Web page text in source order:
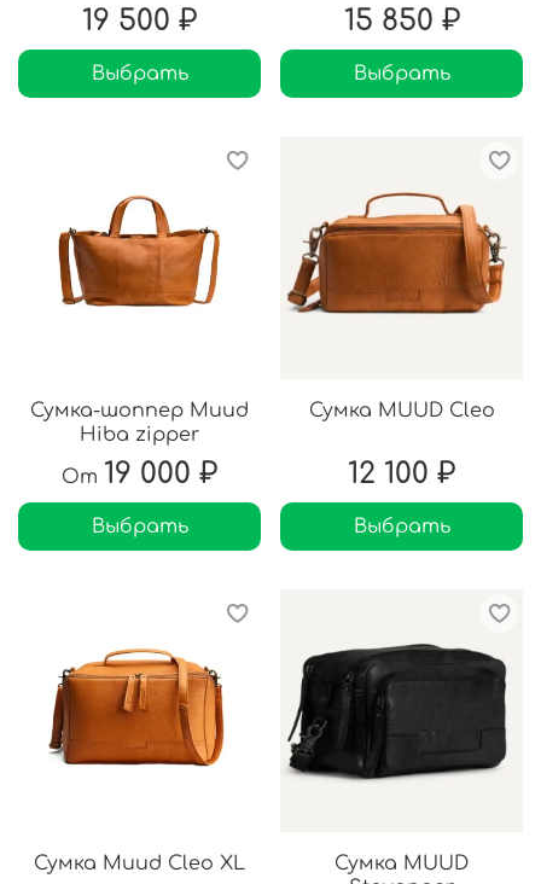
19 500 ₽
Выбрать
15 850 ₽
Выбрать
Сумка-шоппер Muud
Hiba zipper
От 19 000 ₽
Выбрать
Сумка MUUD Cleo
12 100 ₽
Выбрать
Сумка Muud Cleo XL
Сумка MUUD